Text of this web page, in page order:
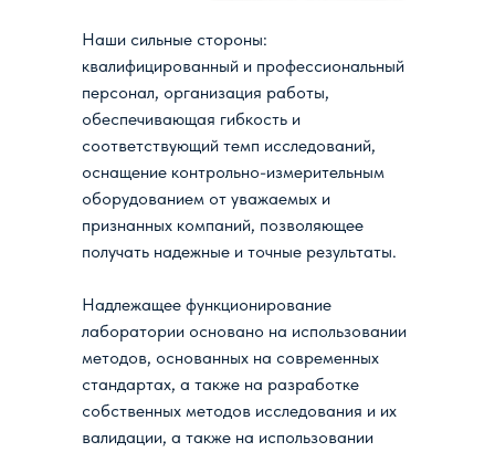
Наши сильные стороны:
квалифицированный и профессиональный
персонал, организация работы,
обеспечивающая гибкость и
соответствующий темп исследований,
оснащение контрольно-измерительным
оборудованием от уважаемых и
признанных компаний, позволяющее
получать надежные и точные результаты.
Надлежащее функционирование
лаборатории основано на использовании
методов, основанных на современных
стандартах, а также на разработке
собственных методов исследования и их
валидации, а также на использовании